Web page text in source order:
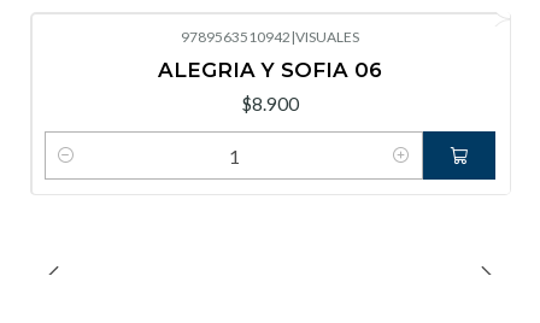
9789563510942 |VISUALES
ALEGRIA Y SOFIA 06
$8.900
Cantidad